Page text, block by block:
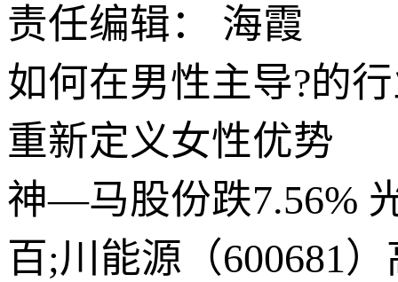
责任编辑： 海霞
如何在男性主导?的
重新定义女性优势
神—马股份跌7.56%
百;川能源（600681